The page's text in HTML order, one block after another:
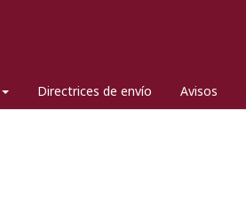
Directrices de envío Avisos